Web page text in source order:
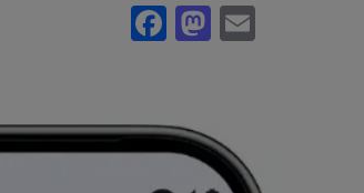
Facebook
Mastodon